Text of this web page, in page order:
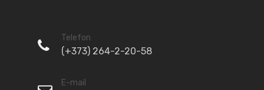
Telefon
(+373) 264-2-20-58
E-mail